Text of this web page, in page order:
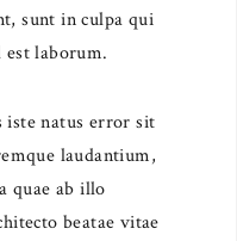
sunt in culpa qui
laborum.
iste natus error sit
laudantium,
quae ab illo
beatae vitae